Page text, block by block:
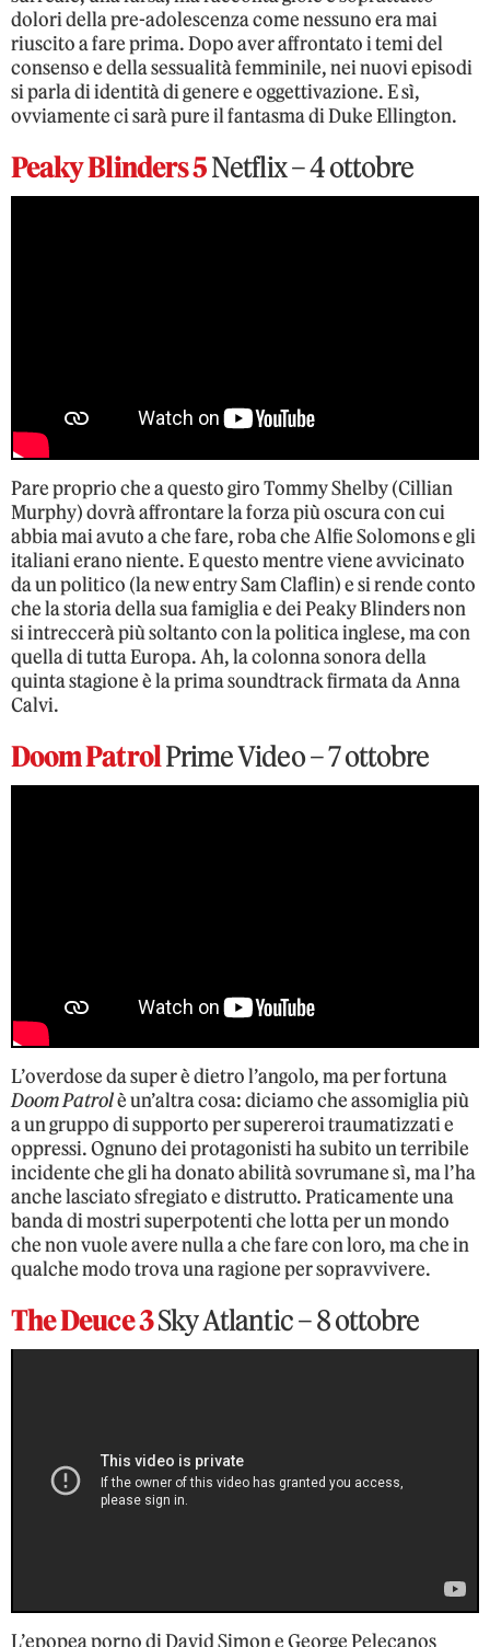
dolori della pre-adolescenza come nessuno era mai
riuscito a fare prima. Dopo aver affrontato i temi del
consenso e della sessualità femminile, nei nuovi episodi
si parla di identità di genere e oggettivazione. E sì,
ovviamente ci sarà pure il fantasma di Duke Ellington.
Peaky Blinders 5Netflix – 4 ottobre
Pare proprio che a questo giro Tommy Shelby (Cillian
Murphy) dovrà affrontare la forza più oscura con cui
abbia mai avuto a che fare, roba che Alfie Solomons e gli
italiani erano niente. E questo mentre viene avvicinato
da un politico (la new entry Sam Claflin) e si rende conto
che la storia della sua famiglia e dei Peaky Blinders non
si intreccerà più soltanto con la politica inglese, ma con
quella di tutta Europa. Ah, la colonna sonora della
quinta stagione è la prima soundtrack firmata da Anna
Calvi.
Doom PatrolPrime Video – 7 ottobre
L’overdose da super è dietro l’angolo, ma per fortuna
Doom Patrolè un’altra cosa: diciamo che assomiglia più
a un gruppo di supporto per supereroi traumatizzati e
oppressi. Ognuno dei protagonisti ha subito un terribile
incidente che gli ha donato abilità sovrumane sì, ma l’ha
anche lasciato sfregiato e distrutto. Praticamente una
banda di mostri superpotenti che lotta per un mondo
che non vuole avere nulla a che fare con loro, ma che in
qualche modo trova una ragione per sopravvivere.
The Deuce 3Sky Atlantic – 8 ottobre
L’epopea porno di David Simon e George Pelecanos